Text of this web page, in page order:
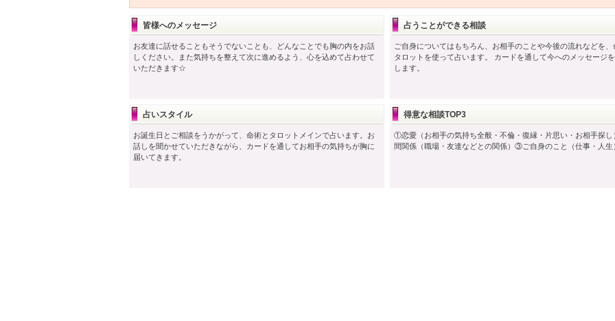
皆様へのメッセージ
お友達に話せることもそうでないことも、どんなことでも胸の内をお話
しください。また気持ちを整えて次に進めるよう、心を込めて占わせて
いただきます☆
占うことができる相談
ご自身についてはもちろん、お相手のことや今後の流れなどを、
タロットを使って占います。 カードを通して今へのメッセージを
します。
占いスタイル
お誕生日とご相談をうかがって、命術とタロットメインで占います。お
話しを聞かせていただきながら、カードを通してお相手の気持ちが胸に
届いてきます。
得意な相談TOP3
①恋愛（お相手の気持ち全般・不倫・復縁・片思い・お相手探
間関係（職場・友達などとの関係）③ご自身のこと（仕事・人生